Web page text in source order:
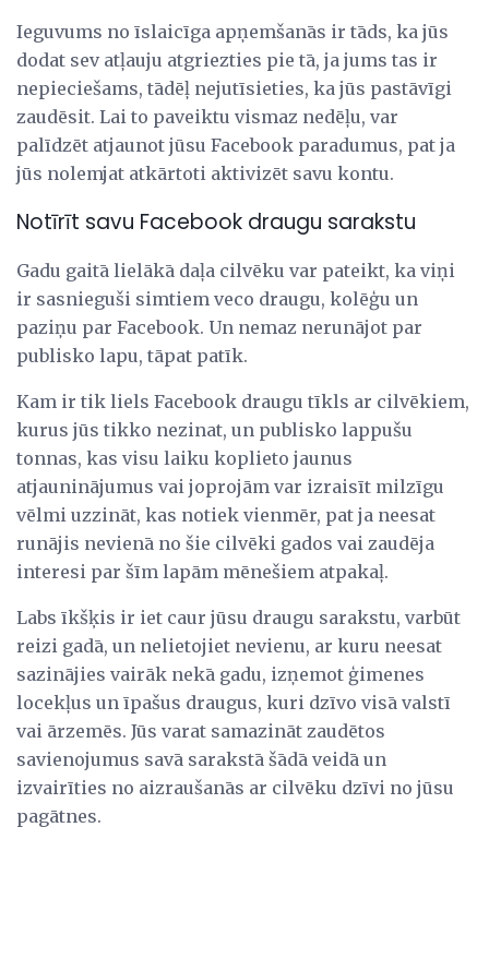
Ieguvums no īslaicīga apņemšanās ir tāds, ka jūs
dodat sev atļauju atgriezties pie tā, ja jums tas ir
nepieciešams, tādēļ nejutīsieties, ka jūs pastāvīgi
zaudēsit. Lai to paveiktu vismaz nedēļu, var
palīdzēt atjaunot jūsu Facebook paradumus, pat ja
jūs nolemjat atkārtoti aktivizēt savu kontu.
Notīrīt savu Facebook draugu sarakstu
Gadu gaitā lielākā daļa cilvēku var pateikt, ka viņi
ir sasnieguši simtiem veco draugu, kolēģu un
paziņu par Facebook. Un nemaz nerunājot par
publisko lapu, tāpat patīk.
Kam ir tik liels Facebook draugu tīkls ar cilvēkiem,
kurus jūs tikko nezinat, un publisko lappušu
tonnas, kas visu laiku koplieto jaunus
atjauninājumus vai joprojām var izraisīt milzīgu
vēlmi uzzināt, kas notiek vienmēr, pat ja neesat
runājis nevienā no šie cilvēki gados vai zaudēja
interesi par šīm lapām mēnešiem atpakaļ.
Labs īkšķis ir iet caur jūsu draugu sarakstu, varbūt
reizi gadā, un nelietojiet nevienu, ar kuru neesat
sazinājies vairāk nekā gadu, izņemot ģimenes
locekļus un īpašus draugus, kuri dzīvo visā valstī
vai ārzemēs. Jūs varat samazināt zaudētos
savienojumus savā sarakstā šādā veidā un
izvairīties no aizraušanās ar cilvēku dzīvi no jūsu
pagātnes.